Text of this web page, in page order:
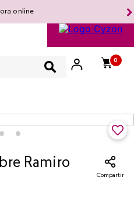
online
0
Ramiro
Compartir